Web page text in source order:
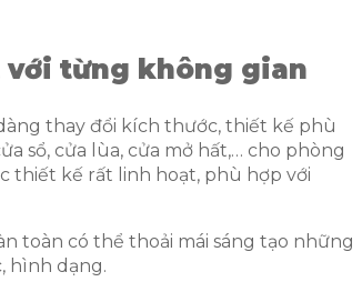
với từng không gian
thay đổi kích thước, thiết kế phù
sổ, cửa lùa, cửa mở hất,… cho phòng
thiết kế rất linh hoạt, phù hợp với
toàn có thể thoải mái sáng tạo những
hình dạng.